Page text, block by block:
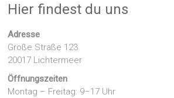
Hier findest du uns
Adresse
Große Straße 123
20017 Lichtermeer
Öffnungszeiten
Montag – Freitag: 9–17 Uhr